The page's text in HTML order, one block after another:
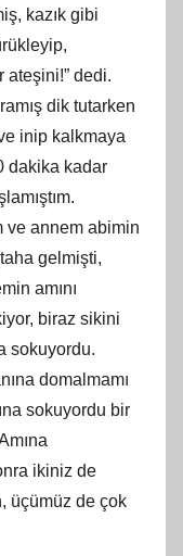
kazık gibi
ateşini!” dedi.
dik tutarken
inip kalkmaya
dakika kadar
ve annem abimin
gelmişti,
amını
biraz sikini
sokuyordu.
domalmamı
ına sokuyordu bir
ikiniz de
üçümüz de çok